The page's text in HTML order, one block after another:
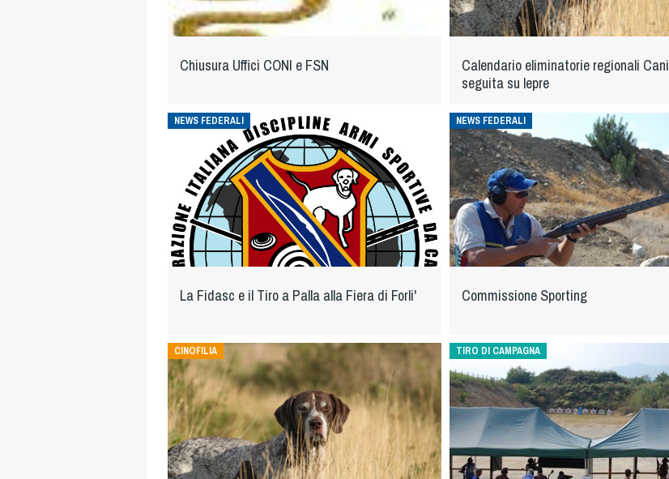
Chiusura Uffici CONI e FSN
Calendario eliminatorie regionali Cani
seguita su lepre
NEWS FEDERALI
La Fidasc e il Tiro a Palla alla Fiera di Forli'
NEWS FEDERALI
Commissione Sporting
CINOFILIA TIRO DI CAMPAGNA